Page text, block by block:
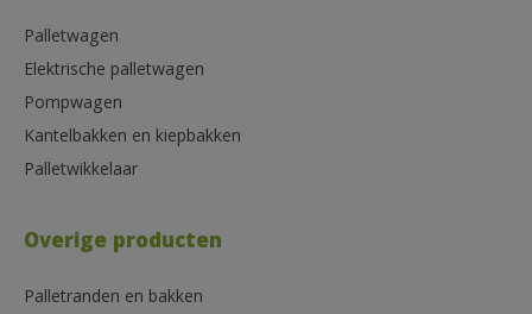
Palletwagen
Elektrische palletwagen
Pompwagen
Kantelbakken en kiepbakken
Palletwikkelaar
Overige producten
Palletranden en bakken